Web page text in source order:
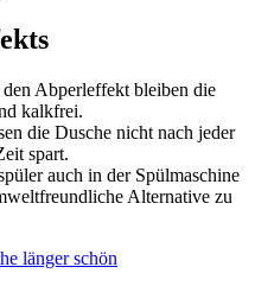
Abperleffekt bleiben die
kalkfrei.
die Dusche nicht nach jeder
spart.
auch in der Spülmaschine
Alternative zu
länger schön